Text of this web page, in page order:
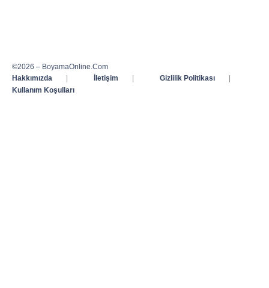
©2026 – BoyamaOnline.Com
Hakkımızda
| İletişim | Gizlilik Politikası
|
Kullanım Koşulları